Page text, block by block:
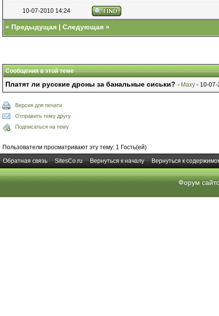
10-07-2010 14:24
« Предыдущая | Следующая »
Сообщения в этой теме
Платят ли русские дроны за банальные сиськи? - Maxy - 10-
Версия для печати
Отправить тему другу
Подписаться на тему
Пользователи просматривают эту тему: 1 Гость(ей)
Обратная связь
SitesCo.ru Вернуться к началу Вернуться к
Форум